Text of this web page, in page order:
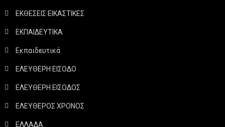
ΕΚΘΕΣΕΙΣ ΕΙΚΑΣΤΙΚΕΣ
ΕΚΠΑΙΔΕΥΤΙΚΑ
Εκπαιδευτικά
ΕΛΕΥΘΕΡΗ ΕΙΣΟΔΟ
ΕΛΕΥΘΕΡΗ ΕΙΣΟΔΟΣ
ΕΛΕΥΘΕΡΟΣ ΧΡΟΝΟΣ
ΕΛΛΑΔΑ